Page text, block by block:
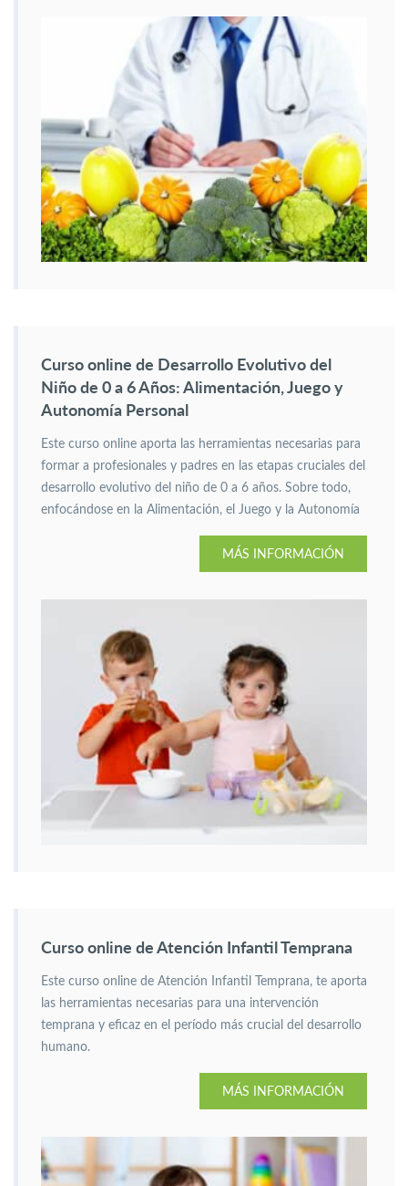
Curso online de Desarrollo Evolutivo del
Niño de 0 a 6 Años: Alimentación, Juego y
Autonomía Personal
Este curso online aporta las herramientas necesarias para
formar a profesionales y padres en las etapas cruciales del
desarrollo evolutivo del niño de 0 a 6 años. Sobre todo,
enfocándose en la Alimentación, el Juego y la Autonomía
MÁS INFORMACIÓN
Curso online de Atención Infantil Temprana
Este curso online de Atención Infantil Temprana, te aporta
las herramientas necesarias para una intervención
temprana y eficaz en el período más crucial del desarrollo
humano.
MÁS INFORMACIÓN